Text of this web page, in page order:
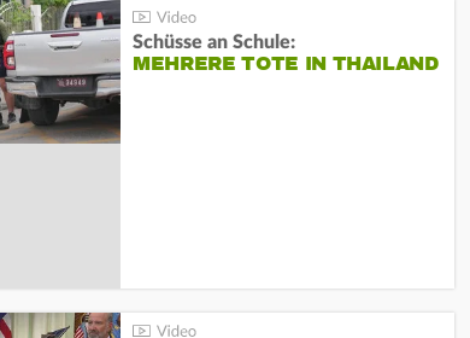
Schüsse an Schule:
MEHRERE TOTE IN THAILAND